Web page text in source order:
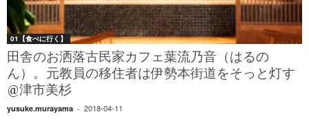
01【食べに行く】
田舎のお洒落古民家カフェ葉流乃音（はるの
ん）。元教員の移住者は伊勢本街道をそっと灯す
@津市美杉
yusuke.murayama - 2018-04-11